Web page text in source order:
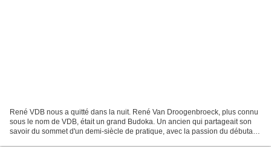
René VDB nous a quitté dans la nuit. René Van Droogenbroeck, plus connu
sous le nom de VDB, était un grand Budoka. Un ancien qui partageait son
savoir du sommet d'un demi-siècle de pratique, avec la passion du débutant